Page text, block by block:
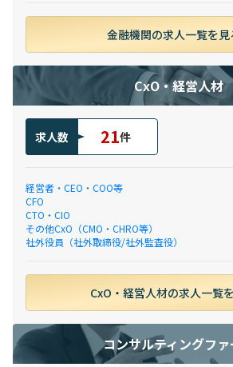
金融機関の求人一覧を見
CxO・経営人材
求人数 21件
経営者・CEO・COO等
CFO
CTO・CIO
その他CxO（CMO・CHRO等）
社外役員（社外取締役/社外監査役）
CxO・経営人材の求人一覧
コンサルティングファ